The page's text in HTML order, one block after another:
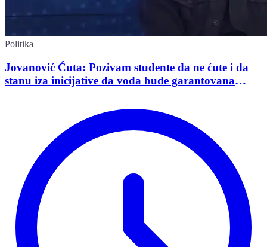
Politika
Jovanović Ćuta: Pozivam studente da ne ćute i da
stanu iza inicijative da voda bude garantovana